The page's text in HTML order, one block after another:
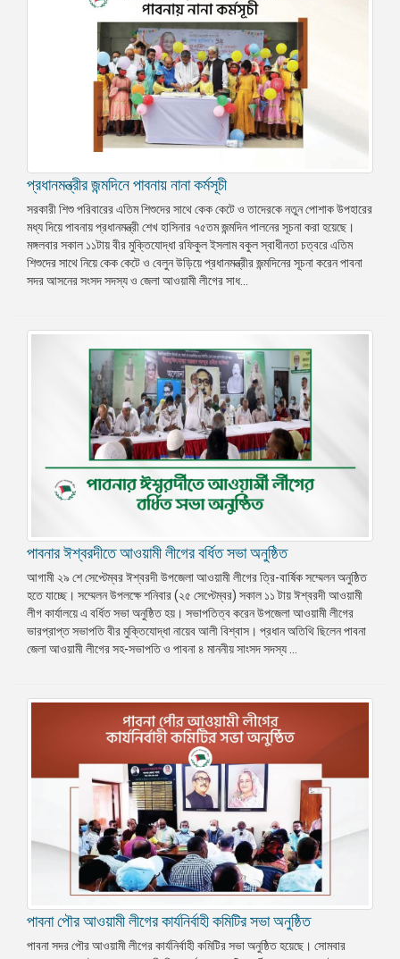
প্রধানমন্ত্রীর জন্মদিনে পাবনায় নানা কর্মসূচী
সরকারী শিশু পরিবারের এতিম শিশুদের সাথে কেক কেটে ও তাদেরকে নতুন পোশাক উপহারের
মধ্য দিয়ে পাবনায় প্রধানমন্ত্রী শেখ হাসিনার ৭৫তম জন্মদিন পালনের সূচনা করা হয়েছে।
মঙ্গলবার সকাল ১১টায় বীর মুক্তিযোদ্ধা রফিকুল ইসলাম বকুল স্বাধীনতা চত্বরে এতিম
শিশুদের সাথে নিয়ে কেক কেটে ও বেলুন উড়িয়ে প্রধানমন্ত্রীর জন্মদিনের সূচনা করেন পাবনা
সদর আসনের সংসদ সদস্য ও জেলা আওয়ামী লীগের সাধ...
পাবনার ঈশ্বরদীতে আওয়ামী লীগের বর্ধিত সভা অনুষ্ঠিত
আগামী ২৯ শে সেপ্টেম্বর ঈশ্বরদী উপজেলা আওয়ামী লীগের ত্রি-বার্ষিক সম্মেলন অনুষ্ঠিত
হতে যাচ্ছে। সম্মেলন উপলক্ষে শনিবার (২৫ সেপ্টেম্বর) সকাল ১১ টায় ঈশ্বরদী আওয়ামী
লীগ কার্যালয়ে এ বর্ধিত সভা অনুষ্ঠিত হয়। সভাপতিত্ব করেন উপজেলা আওয়ামী লীগের
ভারপ্রাপ্ত সভাপতি বীর মুক্তিযোদ্ধা নায়েব আলী বিশ্বাস। প্রধান অতিথি ছিলেন পাবনা
জেলা আওয়ামী লীগের সহ-সভাপতি ও পাবনা ৪ মাননীয় সাংসদ সদস্য ...
পাবনা পৌর আওয়ামী লীগের কার্যনির্বাহী কমিটির সভা অনুষ্ঠিত
পাবনা সদর পৌর আওয়ামী লীগের কার্যনির্বাহী কমিটির সভা অনুষ্ঠিত হয়েছে। সোমবার